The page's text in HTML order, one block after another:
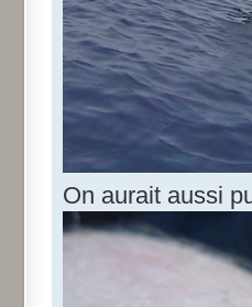
On aurait aussi